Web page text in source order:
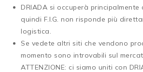
DRIADA si occuperà principalmente
quindi F.I.G. non risponde più
logistica.
Se vedete altri siti che vendono
momento sono introvabili sul
ATTENZIONE: ci siamo uniti con